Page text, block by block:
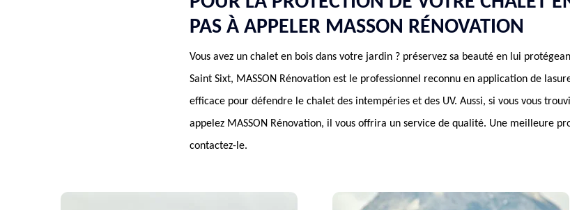
PAS À APPELER MASSON RÉNOVATION
Vous avez un chalet en bois dans votre jardin ? préservez sa beauté en lui
Saint Sixt, MASSON Rénovation est le professionnel reconnu en application de
efficace pour défendre le chalet des intempéries et des UV. Aussi, si vous vous
appelez MASSON Rénovation, il vous offrira un service de qualité. Une meilleure
contactez-le.